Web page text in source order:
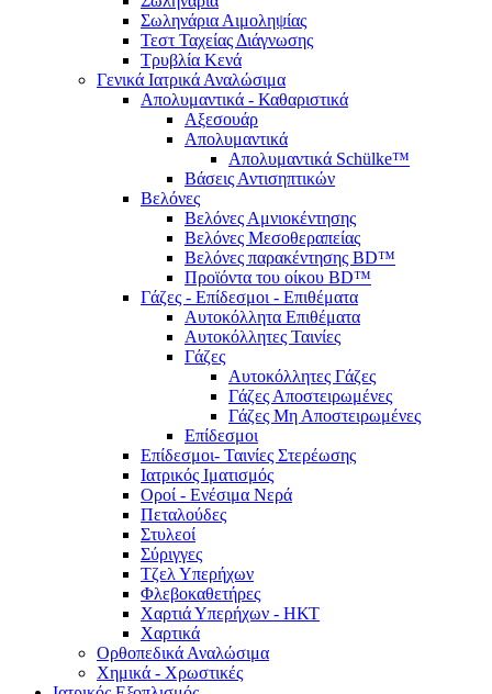
Σωληνάρια Αιμοληψίας
Τεστ Ταχείας Διάγνωσης
Τρυβλία Κενά
Γενικά Ιατρικά Αναλώσιμα
Απολυμαντικά - Καθαριστικά
Αξεσουάρ
Απολυμαντικά
Απολυμαντικά Schülke™
Βάσεις Αντισηπτικών
Βελόνες
Βελόνες Αμνιοκέντησης
Βελόνες Μεσοθεραπείας
Βελόνες παρακέντησης BD™
Προϊόντα του οίκου BD™
Γάζες - Επίδεσμοι - Επιθέματα
Αυτοκόλλητα Επιθέματα
Αυτοκόλλητες Ταινίες
Γάζες
Αυτοκόλλητες Γάζες
Γάζες Αποστειρωμένες
Γάζες Μη Αποστειρωμένες
Επίδεσμοι
Επίδεσμοι- Ταινίες Στερέωσης
Ιατρικός Ιματισμός
Οροί - Ενέσιμα Νερά
Πεταλούδες
Στυλεοί
Σύριγγες
Τζελ Υπερήχων
Φλεβοκαθετήρες
Χαρτιά Υπερήχων - ΗΚΤ
Χαρτικά
Ορθοπεδικά Αναλώσιμα
Χημικά - Χρωστικές